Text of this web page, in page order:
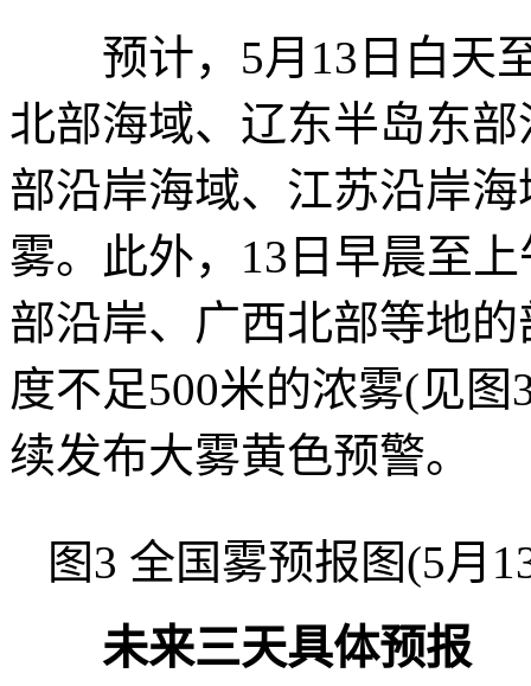
预计，5月13日白天至
北部海域、辽东半岛东
部沿岸海域、江苏沿岸
雾。此外，13日早晨至
部沿岸、广西北部等地
度不足500米的浓雾(见
续发布大雾黄色预警。
图3 全国雾预报图(5月
未来三天具体预报